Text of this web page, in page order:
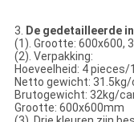
3. De gedetailleerde
(1). Grootte: 600x600,
(2). Verpakking:
Hoeveelheid: 4 pieces/
Netto gewicht:
Brutogewicht: 32kg/
Grootte: 600x600mm